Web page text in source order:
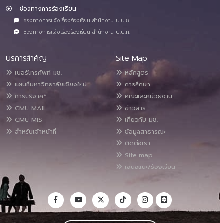
ช่องทางการร้องเรียน
ช่องทางการแจ้งเรื่องร้องเรียน สำนักงาน ป.ป.ช.
ช่องทางการแจ้งเรื่องร้องเรียน สำนักงาน ป.ป.ท.
บริการสำคัญ
เบอร์โทรศัพท์ มช.
แผนที่มหาวิทยาลัยเชียงใหม่
การบริจาค*
CMU MAIL
CMU MIS
สำหรับเจ้าหน้าที่
Site Map
หลักสูตร
การศึกษา
คณะและหน่วยงาน
ข่าวสาร
เกี่ยวกับ มช.
ข้อมูลสาธารณะ
ติดต่อเรา
Site map
เสนอแนะ/ร้องเรียน